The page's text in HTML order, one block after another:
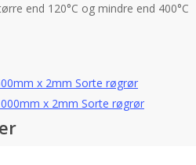
end 120°C og mindre end 400°C
x 2mm Sorte røgrør
x 2mm Sorte røgrør